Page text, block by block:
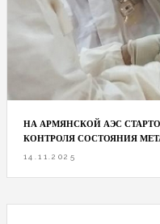
НА АРМЯНСКОЙ АЭС
КОНТРОЛЯ СОСТОЯНИЯ
14.11.2025